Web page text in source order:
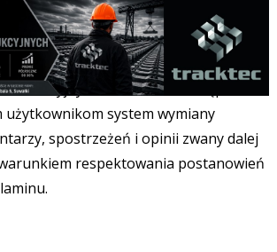
ogłoszenia
suwalki.info udostępnia
użytkownikom system wymiany
spostrzeżeń i opinii zwany dalej
respektowania postanowień